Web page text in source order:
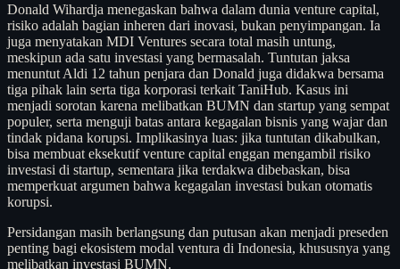
Donald Wihardja menegaskan bahwa dalam dunia venture capital,
risiko adalah bagian inheren dari inovasi, bukan penyimpangan. Ia
juga menyatakan MDI Ventures secara total masih untung,
meskipun ada satu investasi yang bermasalah. Tuntutan jaksa
menuntut Aldi 12 tahun penjara dan Donald juga didakwa bersama
tiga pihak lain serta tiga korporasi terkait TaniHub. Kasus ini
menjadi sorotan karena melibatkan BUMN dan startup yang sempat
populer, serta menguji batas antara kegagalan bisnis yang wajar dan
tindak pidana korupsi. Implikasinya luas: jika tuntutan dikabulkan,
bisa membuat eksekutif venture capital enggan mengambil risiko
investasi di startup, sementara jika terdakwa dibebaskan, bisa
memperkuat argumen bahwa kegagalan investasi bukan otomatis
korupsi.
Persidangan masih berlangsung dan putusan akan menjadi preseden
penting bagi ekosistem modal ventura di Indonesia, khususnya yang
melibatkan investasi BUMN.